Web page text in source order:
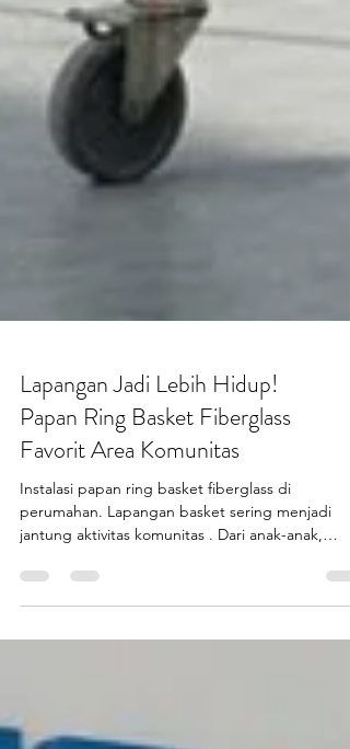
Lapangan Jadi Lebih Hidup!
Papan Ring Basket Fiberglass
Favorit Area Komunitas
Instalasi papan ring basket fiberglass di
Namun, semua itu tidak akan berjalan maksimal